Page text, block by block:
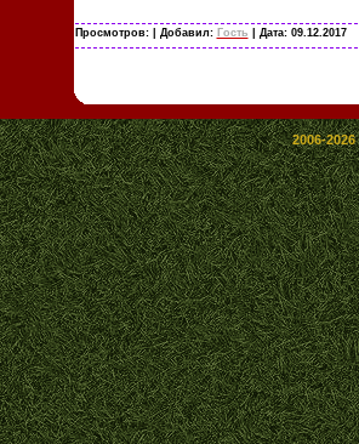
Просмотров: | Добавил: Гость | Дата: 09.12.2017
2006-